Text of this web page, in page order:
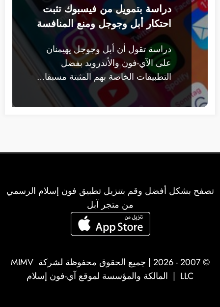
دراسة بتمويل من فيسبوك تثبت
احتكار أبل وجوجل ومنع المنافسة
دراسة تقول أن أبل وجوجل يهيمنان
على الآي-فون والأندرويد بفضل
التطبيقات الخاصة بهم المثبتة مسبقا…
تصفح بشكل أفضل وقم بتنزيل تطبيق فون إسلام الرسمي
من متجر آبل
© 2007 - 2026 | جميع الحقوق محفوظة لشركة
MIMV
LLC | المالكة والمؤسسة لموقع آي-فون إسلام